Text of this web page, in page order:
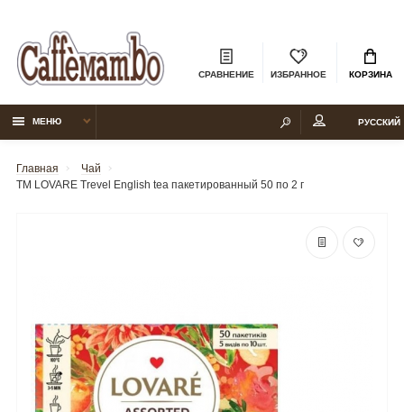
СРАВНЕНИЕ ИЗБРАННОЕ КОРЗИНА
МЕНЮ РУССКИЙ
Главная
Чай
ТМ LOVARE Trevel English tea пакетированный 50 по 2 г